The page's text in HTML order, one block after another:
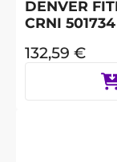
DENVER
CRNI 501734
132,59 €